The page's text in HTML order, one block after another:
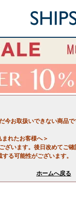
今お取扱いできない商品で
れたお客様へ＞
ざいます。後日改めてご確
る可能性がございます。
ホームへ戻る